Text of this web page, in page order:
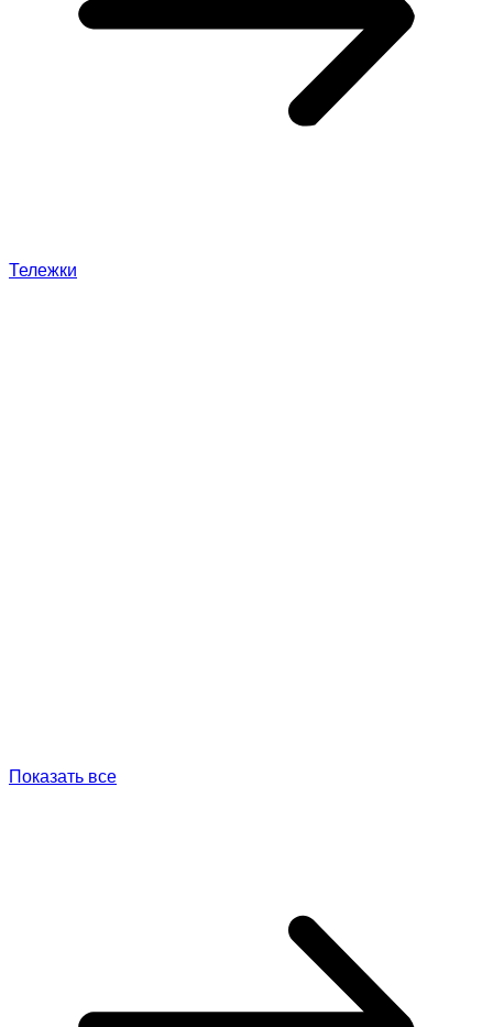
Тележки
Показать все